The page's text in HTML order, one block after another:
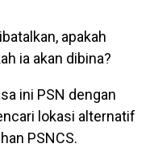
apakah
ia akan dibina?
ini PSN dengan
lokasi alternatif
PSNCS.